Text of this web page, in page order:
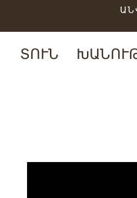
ՏՈՒՆ